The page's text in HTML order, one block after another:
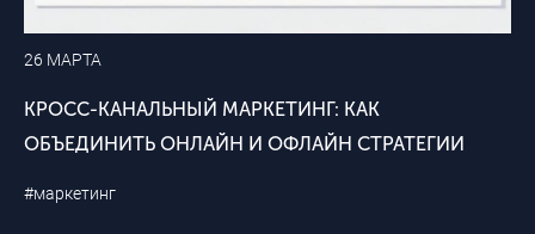
26 МАРТА
КРОСС-КАНАЛЬНЫЙ МАРКЕТИНГ: КАК
ОБЪЕДИНИТЬ ОНЛАЙН И ОФЛАЙН СТРАТЕГИИ
#маркетинг